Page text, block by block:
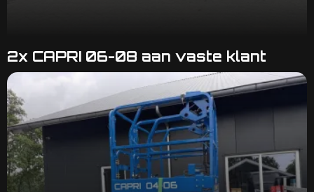
2x CAPRI 06-08 aan vaste klant